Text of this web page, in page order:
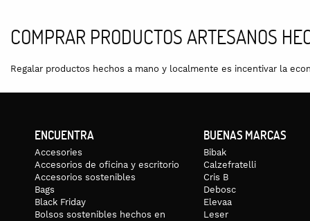
COMPRAR PRODUCTOS ARTESANOS
Regalar productos hechos a mano y localmente es incentivar la
ENCUENTRA
Accesories
Accesorios de oficina y escritorio
Accesorios sostenibles
Bags
Black Friday
Bolsos sostenibles hechos en
BUENAS MARCAS
Bibak
Calzefratelli
Cris B
Debosc
Elevaa
Leser